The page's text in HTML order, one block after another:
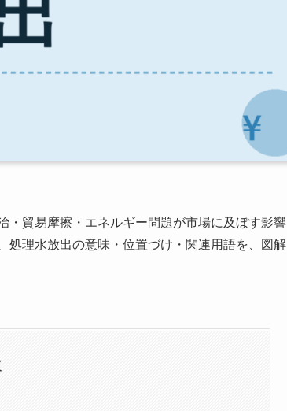
・貿易摩擦・エネルギー問題が市場に及ぼす影響
処理水放出の意味・位置づけ・関連用語を、図解